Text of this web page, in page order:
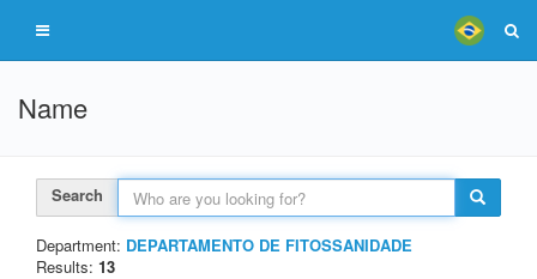
Name
Search
Department: DEPARTAMENTO DE FITOSSANIDADE
Results: 13